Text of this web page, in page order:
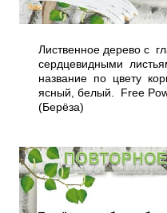
Лиственное дерево с
сердцевидными
название по цвету
ясный, белый. Free
(Берёза)